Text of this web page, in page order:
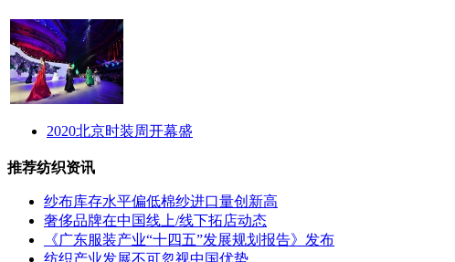
2020北京时装周开幕盛
推荐纺织资讯
纱布库存水平偏低棉纱进口量创新高
奢侈品牌在中国线上/线下拓店动态
《广东服装产业“十四五”发展规划报告》发布